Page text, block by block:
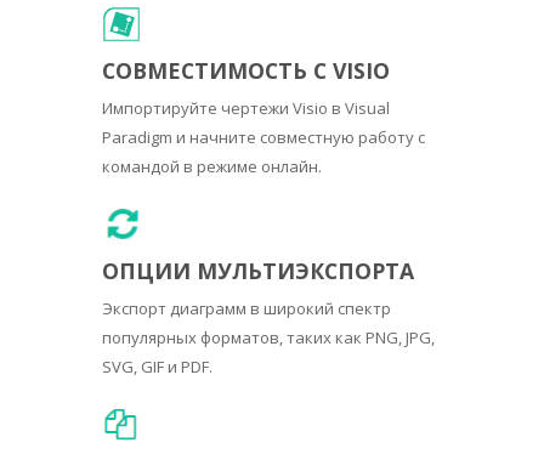
СОВМЕСТИМОСТЬ С VISIO
Импортируйте чертежи Visio в Visual
Paradigm и начните совместную работу с
командой в режиме онлайн.
ОПЦИИ МУЛЬТИЭКСПОРТА
Экспорт диаграмм в широкий спектр
популярных форматов, таких как PNG, JPG,
SVG, GIF и PDF.